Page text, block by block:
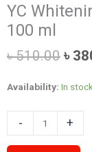
YC
100 ml
৳510.00
was:
৳
Availability: In
-
Whitening
Face
+